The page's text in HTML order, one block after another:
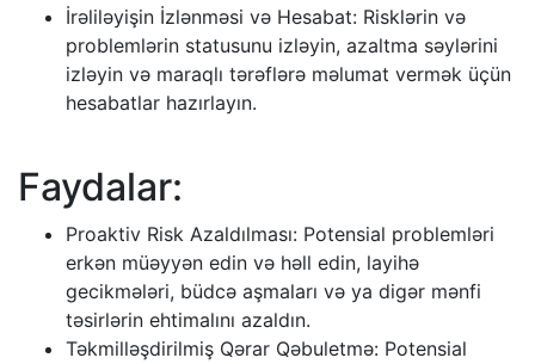
İrəliləyişin İzlənməsi və Hesabat: Risklərin və
problemlərin statusunu izləyin, azaltma səylərini
izləyin və maraqlı tərəflərə məlumat vermək üçün
hesabatlar hazırlayın.
Faydalar:
Proaktiv Risk Azaldılması: Potensial problemləri
erkən müəyyən edin və həll edin, layihə
gecikmələri, büdcə aşmaları və ya digər mənfi
təsirlərin ehtimalını azaldın.
Təkmilləşdirilmiş Qərar Qəbuletmə: Potensial